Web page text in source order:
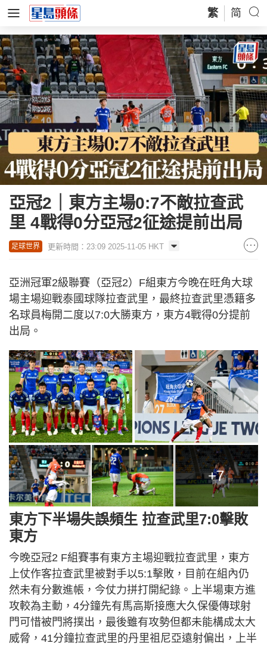
繁 简
亞冠2｜東方主場0:7不敵拉查武
里 4戰得0分亞冠2征途提前出局
足球世界 更新時間：23:09 2025-11-05 HKT
亞洲冠軍2級聯賽（亞冠2）F組東方今晚在旺角大球
場主場迎戰泰國球隊拉查武里，最終拉查武里憑籍多
名球員梅開二度以7:0大勝東方，東方4戰得0分提前
出局。
+7
東方下半場失誤頻生 拉查武里7:0擊敗
東方
今晚亞冠2 F組賽事有東方主場迎戰拉查武里，東方
上仗作客拉查武里被對手以5:1擊敗，目前在組內仍
然未有分數進帳，今仗力拼打開紀錄。上半場東方進
攻較為主動，4分鐘先有馬高斯接應大久保優傳球射
門可惜被門將撲出，最後雖有攻勢但都未能構成太大
威脅，41分鐘拉查武里的丹里祖尼亞遠射偏出，上半